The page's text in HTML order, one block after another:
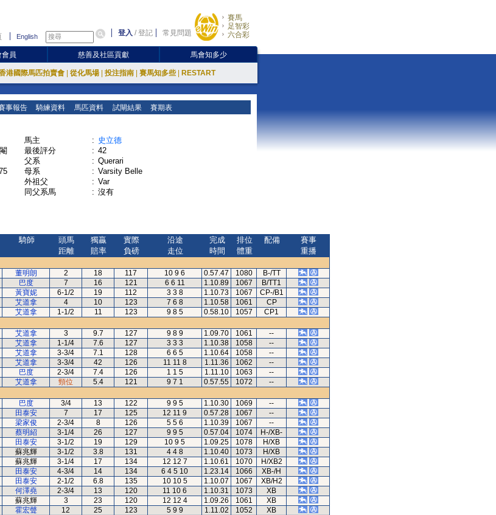
English 登入 /登記 常見問題
賽馬
足智彩
六合彩
會員 慈善及社區貢獻 馬會知多少
港國際馬匹拍賣會 從化馬場 投注指南 賽馬知多些 RESTART
事報告 騎練資料 馬匹資料 試閘結果 賽期表
馬主 : 史立德
最後評分
: 42
父系
: Querari
母系
: Varsity Belle
外祖父
: Var
同父系馬
: 沒有
騎師
頭馬
距離
獨贏
賠率
實際
負磅
沿途
走位
完成
時間
排位
體重
配備
賽事
重播
董明朗 2 18 117 10 9 6 0.57.47 1080
B-/TT
巴度 7 16 121 6 6 11 1.10.89 1067
B/TT1
黃寶妮 6-1/2 19 112 3 3 8 1.10.73 1067
CP-/B1
艾道拿 4 10 123 7 6 8 1.10.58 1061
CP
艾道拿 1-1/2 11 123 9 8 5 0.58.10 1057
CP1
艾道拿 3 9.7 127 9 8 9 1.09.70 1061
--
艾道拿 1-1/4 7.6 127 3 3 3 1.10.38 1058
--
艾道拿 3-3/4 7.1 128 6 6 5 1.10.64 1058
--
艾道拿 3-3/4 42 126 11 11 8 1.11.36 1062
--
巴度 2-3/4 7.4 126 1 1 5 1.11.10 1063
--
艾道拿 頸位 5.4 121 9 7 1 0.57.55 1072
--
巴度 3/4 13 122 9 9 5 1.10.30 1069
--
田泰安 7 17 125 12 11 9 0.57.28 1067
--
梁家俊 2-3/4 8 126 5 5 6 1.10.39 1067
--
蔡明紹 3-1/4 26 127 9 9 5 0.57.04 1074
H-/XB-
田泰安 3-1/2 19 129 10 9 5 1.09.25 1078
H/XB
蘇兆輝 3-1/2 3.8 131 4 4 8 1.10.40 1073
H/XB
蘇兆輝 3-1/4 17 134 12 12 7 1.10.61 1070
H/XB2
田泰安 4-3/4 14 134 6 4 5 10 1.23.14 1066
XB-/H
田泰安 2-1/2 6.8 135 10 10 5 1.10.07 1067
XB/H2
何澤堯 2-3/4 13 120 11 10 6 1.10.31 1073
XB
蘇兆輝 3 23 120 12 12 4 1.09.26 1061
XB
霍宏聲 12 25 123 5 9 9 1.11.02 1052
XB